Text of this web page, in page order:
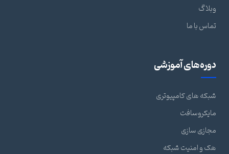
وبلاگ
تماس با ما
دوره‌های آموزشی
شبکه های کامپیوتری
مایکروسافت
مجازی سازی
هک و امنیت شبکه